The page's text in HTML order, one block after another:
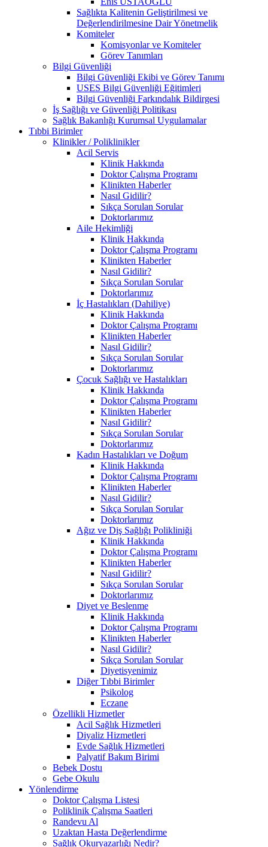
Sağlıkta Kalitenin Geliştirilmesi ve
Değerlendirilmesine Dair Yönetmelik
Komiteler
Komisyonlar ve Komiteler
Görev Tanımları
Bilgi Güvenliği
Bilgi Güvenliği Ekibi ve Görev Tanımı
USES Bilgi Güvenliği Eğitimleri
Bilgi Güvenliği Farkındalık Bildirgesi
İş Sağlığı ve Güvenliği Politikası
Sağlık Bakanlığı Kurumsal Uygulamalar
Tıbbi Birimler
Klinikler / Poliklinikler
Acil Servis
Klinik Hakkında
Doktor Çalışma Programı
Klinikten Haberler
Nasıl Gidilir?
Sıkça Sorulan Sorular
Doktorlarımız
Aile Hekimliği
Klinik Hakkında
Doktor Çalışma Programı
Klinikten Haberler
Nasıl Gidilir?
Sıkça Sorulan Sorular
Doktorlarımız
İç Hastalıkları (Dahiliye)
Klinik Hakkında
Doktor Çalışma Programı
Klinikten Haberler
Nasıl Gidilir?
Sıkça Sorulan Sorular
Doktorlarımız
Çocuk Sağlığı ve Hastalıkları
Klinik Hakkında
Doktor Çalışma Programı
Klinikten Haberler
Nasıl Gidilir?
Sıkça Sorulan Sorular
Doktorlarımız
Kadın Hastalıkları ve Doğum
Klinik Hakkında
Doktor Çalışma Programı
Klinikten Haberler
Nasıl Gidilir?
Sıkça Sorulan Sorular
Doktorlarımız
Ağız ve Diş Sağlığı Polikliniği
Klinik Hakkında
Doktor Çalışma Programı
Klinikten Haberler
Nasıl Gidilir?
Sıkça Sorulan Sorular
Doktorlarımız
Diyet ve Beslenme
Klinik Hakkında
Doktor Çalışma Programı
Klinikten Haberler
Nasıl Gidilir?
Sıkça Sorulan Sorular
Diyetisyenimiz
Diğer Tıbbi Birimler
Psikolog
Eczane
Özellikli Hizmetler
Acil Sağlık Hizmetleri
Diyaliz Hizmetleri
Evde Sağlık Hizmetleri
Palyatif Bakım Birimi
Bebek Dostu
Gebe Okulu
Yönlendirme
Doktor Çalışma Listesi
Poliklinik Çalışma Saatleri
Randevu Al
Uzaktan Hasta Değerlendirme
Sağlık Okuryazarlığı Nedir?